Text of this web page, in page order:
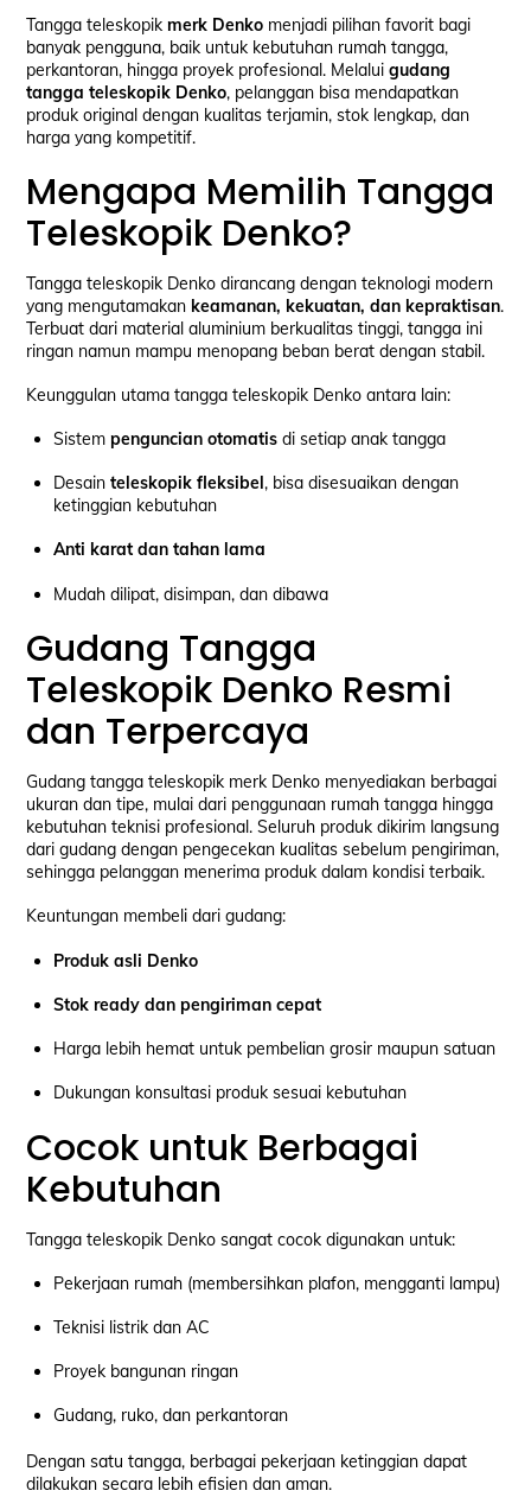
Tangga teleskopikmerk Denko menjadi pilihan favorit bagi
banyak pengguna, baik untuk kebutuhan rumah tangga,
perkantoran, hingga proyek profesional. Melaluigudang
tangga teleskopik Denko, pelanggan bisa mendapatkan
produk original dengan kualitas terjamin, stok lengkap, dan
harga yang kompetitif.
Mengapa Memilih Tangga
Teleskopik Denko?
Tangga teleskopik Denko dirancang dengan teknologi modern
yang mengutamakan keamanan, kekuatan, dan kepraktisan.
Terbuat dari material aluminium berkualitas tinggi, tangga ini
ringan namun mampu menopang beban berat dengan stabil.
Keunggulan utama tangga teleskopik Denko antara lain:
Sistem penguncian otomatisdi setiap anak tangga
Desain teleskopik fleksibel, bisa disesuaikan dengan
ketinggian kebutuhan
Anti karat dan tahan lama
Mudah dilipat, disimpan, dan dibawa
Gudang Tangga
Teleskopik Denko Resmi
dan Terpercaya
Gudang tangga teleskopik merk Denko menyediakan berbagai
ukuran dan tipe, mulai dari penggunaan rumah tangga hingga
kebutuhan teknisi profesional. Seluruh produk dikirim langsung
dari gudang dengan pengecekan kualitas sebelum pengiriman,
sehingga pelanggan menerima produk dalam kondisi terbaik.
Keuntungan membeli dari gudang:
Produk asli Denko
Stok ready dan pengiriman cepat
Harga lebih hemat untuk pembelian grosir maupun satuan
Dukungan konsultasi produk sesuai kebutuhan
Cocok untuk Berbagai
Kebutuhan
Tangga teleskopik Denko sangat cocok digunakan untuk:
Pekerjaan rumah (membersihkan plafon, mengganti lampu)
Teknisi listrik dan AC
Proyek bangunan ringan
Gudang, ruko, dan perkantoran
Dengan satu tangga, berbagai pekerjaan ketinggian dapat
dilakukan secara lebih efisien dan aman.